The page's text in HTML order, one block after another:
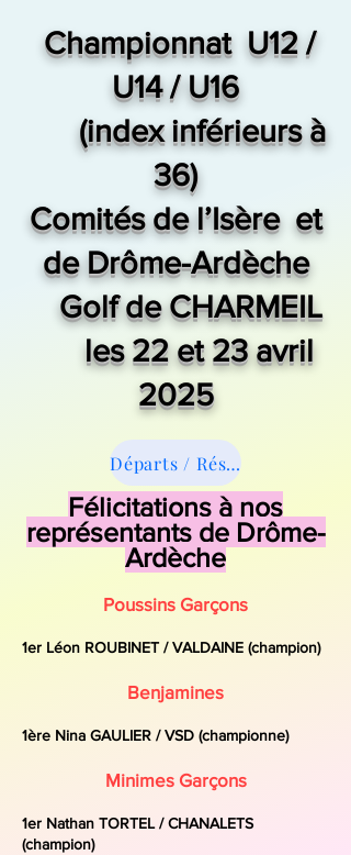
Championnat U12 /
U14 / U16
(index inférieurs à
36)
Comités de l’Isère et
de Drôme-Ardèche
Golf de CHARMEIL
les 22 et 23 avril
2025
Départs / Résultats
Félicitations à nos
représentants de Drôme-
Ardèche
Poussins Garçons
1er Léon ROUBINET / VALDAINE (champion)
Benjamines
1ère Nina GAULIER / VSD (championne)
Minimes Garçons
1er Nathan TORTEL / CHANALETS
(champion)